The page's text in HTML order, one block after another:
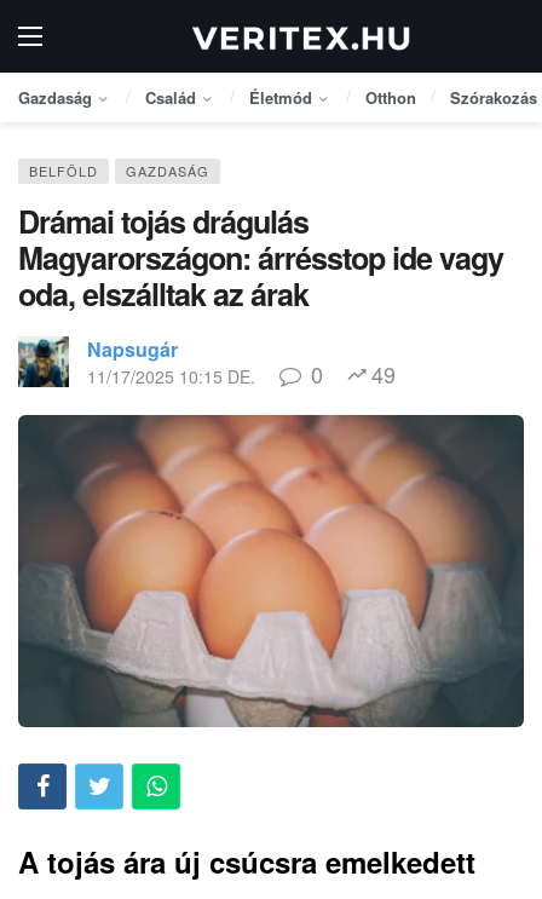
Gazdaság Család Életmód Otthon Szórakozás
BELFÖLD GAZDASÁG
Drámai tojás drágulás
Magyarországon: árrésstop ide vagy
oda, elszálltak az árak
Napsugár
11/17/2025 10:15 DE. 0 49
A tojás ára új csúcsra emelkedett